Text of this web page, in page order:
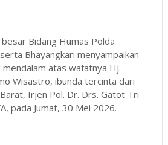
Bidang Humas Polda
Bhayangkari menyampaikan
mendalam atas wafatnya Hj.
Wisastro, ibunda tercinta dari
Irjen Pol. Dr. Drs. Gatot Tri
pada Jumat, 30 Mei 2026.